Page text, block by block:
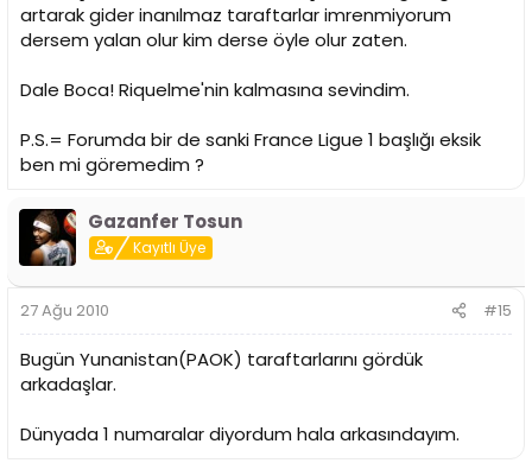
artarak gider inanılmaz taraftarlar imrenmiyorum
dersem yalan olur kim derse öyle olur zaten.
Dale Boca! Riquelme'nin kalmasına sevindim.
P.S.= Forumda bir de sanki France Ligue 1 başlığı eksik
ben mi göremedim ?
Gazanfer Tosun
Kayıtlı Üye
27 Ağu 2010 #15
Bugün Yunanistan(PAOK) taraftarlarını gördük
arkadaşlar.
Dünyada 1 numaralar diyordum hala arkasındayım.